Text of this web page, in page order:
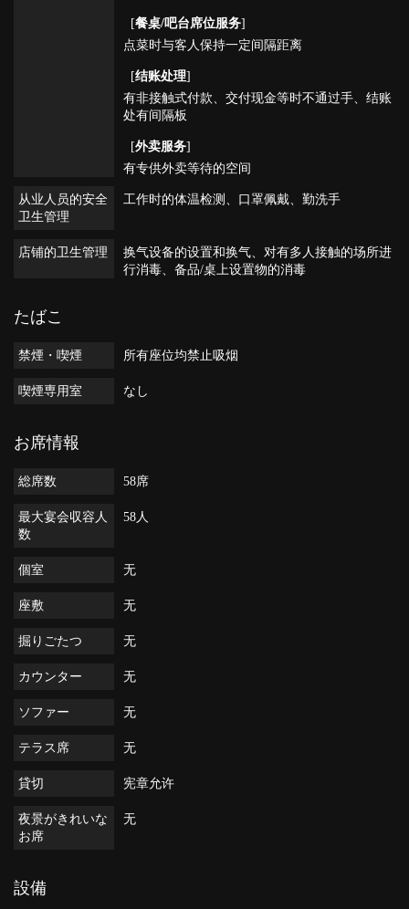
[餐桌/吧台席位服务]
点菜时与客人保持一定间隔距离
[结账处理]
有非接触式付款
交付现金等时不通过手
结账
处有间隔板
[外卖服务]
有专供外卖等待的空间
从业人员的安全
卫生管理
工作时的体温检测 口罩佩戴 勤洗手
店铺的卫生管理 换气设备的设置和换气
对有多人接触的场所进
行消毒
备品/桌上设置物的消毒
たばこ
禁煙・喫煙 所有座位均禁止吸烟
喫煙専用室 なし
お席情報
総席数 58席
最大宴会収容人
数
58人
個室 无
座敷 无
掘りごたつ 无
カウンター 无
ソファー 无
テラス席 无
貸切 宪章允许
夜景がきれいな
お席
无
設備